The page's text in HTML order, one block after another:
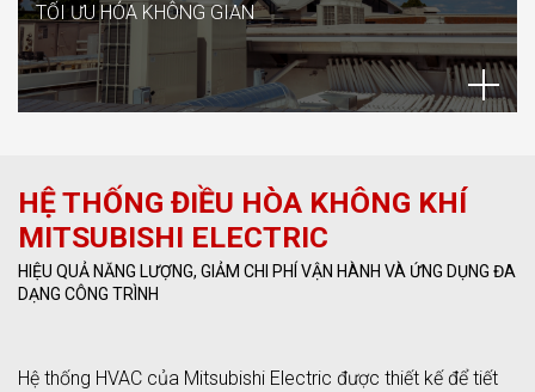
TỐI ƯU HÓA KHÔNG GIAN
HỆ THỐNG ĐIỀU HÒA KHÔNG KHÍ
MITSUBISHI ELECTRIC
HIỆU QUẢ NĂNG LƯỢNG, GIẢM CHI PHÍ VẬN HÀNH VÀ ỨNG DỤNG ĐA
DẠNG CÔNG TRÌNH
Hệ thống HVAC của Mitsubishi Electric được thiết kế để tiết